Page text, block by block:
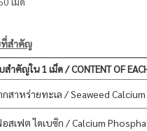
สำคัญ
คัญใน 1 เม็ด / CONTENT OF EACH
สาหร่ายทะเล / Seaweed
สเฟต ไดเบซิก / Calcium